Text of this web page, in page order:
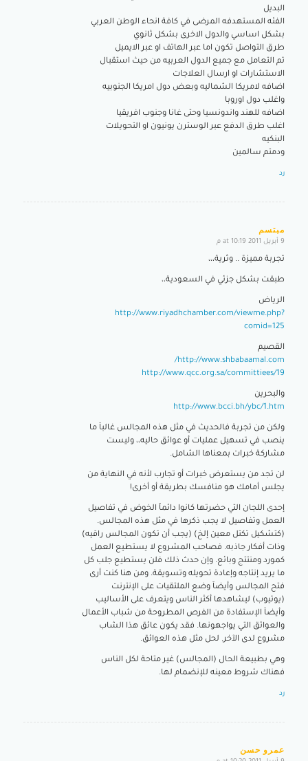
البديل
الفئه المستهدفه المرضى في كافة انحاء الوطن العربي
بشكل اساسي والدول الاخرى بشكل ثانوي
طرق التواصل تكون اما عبر الهاتف او عبر الايميل
تم التعامل مع جميع الدول العربيه من حيث استقبال
الاستشارات او ارسال العلاجات
اضافه لامريكا الشماليه وبعض دول امريكا الجنوبيه
واغلب دول اوروبا
اضافه للهند واندونسيا وحتى غانا وجنوب افريقيا
اغلب طرق الدفع عبر الوسترن يونيون او التحويلات
البنكيه
ودمتم سالمين
رد
مبتسم
says:
9 أبريل 2011 at 10:19 م
تجربة مميزة .. وثرية،،،
طبقت بشكل جزئي في السعودية،،
الرياض
http://www.riyadhchamber.com/viewme.php?
comid=125
القصيم
http://www.shbabaamal.com/
http://www.qcc.org.sa/committiees/19
والبحرين
http://www.bcci.bh/ybc/1.htm
ولكن من تجربة فالحديث في مثل هذه المجالس غالبآ ما
ينصب في تسهيل عمليات أو عوائق حاليه،، وليست
مشاركة خبرات بمعناها الشامل.
لن تجد من يستعرض خبرات أو تجارب لأنه في النهاية من
يجلس أمامك هو منافسك بطريقة أو أخرى!
إحدى اللجان التي حضرتها كانوا دائمآ الخوض في تفاصيل
العمل وتفاصيل لا يجب ذكرها في مثل هذه المجالس.
(كتشكيل تكتل معين إلخ) (يجب أن تكون المجالس راقيه)
وذات أفكار جاذبه. فصاحب المشروع لا يستطيع العمل
كمورد ومنتتج وبائع. وإن حدث ذلك فلن يستطيع جلب كل
ما يريد إنتاجه وإعادة تحويله وتسويقة. ومن هنا كنت أرى
فتح المجالس وأيضآ وضع الملتقيات على الإنترنت
(يوتيوب) ليشاهدها أكثر الناس ويتعرف على الأساليب
وأيضآ الإستفادة من الفرص المطروحة من شباب الأعمال
والعوائق التي يواجهونها. فقد يكون عائق هذا الشاب
مشروع لدى الآخر. لحل مثل هذه العوائق.
وهي بطبيعة الحال (المجالس) غير متاحة لكل الناس
فهناك شروط معينه للإنضمام لها.
رد
عمرو حسن